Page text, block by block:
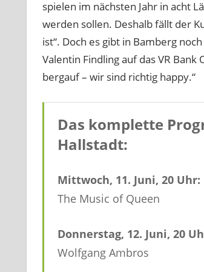
spielen im nächsten Jahr in acht
werden sollen. Deshalb fällt der
ist“. Doch es gibt in Bamberg
Valentin Findling auf das VR
bergauf – wir sind richtig happy.“
Das komplette
Hallstadt:
Mittwoch, 11. Juni, 20 Uhr:
The Music of Queen
Donnerstag, 12. Juni, 20
Wolfgang Ambros